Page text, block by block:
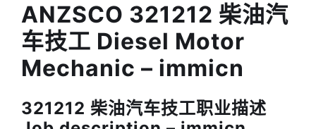
ANZSCO 321212 柴油汽
车技工 Diesel Motor
Mechanic – immicn
321212 柴油汽车技工职业描述